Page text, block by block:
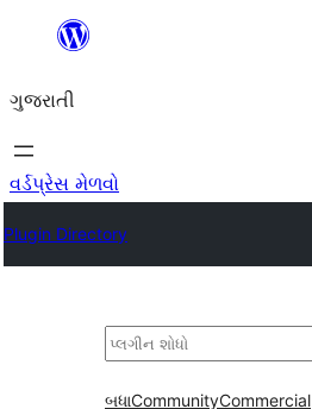
કંટેન્ટ(લખાણ)
જાઓ
ગુજરાતી
વર્ડપ્રેસ મેળવો
Plugin Directory
શોધો
બધાCommunityCommercial